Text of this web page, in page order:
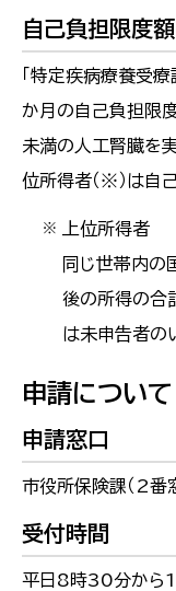
自己負担限度額
「特定疾病療養受
か月の自己負担限
未満の人工腎臓を
位所得者（※）は自
※
上位所得者
同じ世帯内の
後の所得の合
は未申告者の
申請について
申請窓口
市役所保険課（2番
受付時間
平日8時30分から